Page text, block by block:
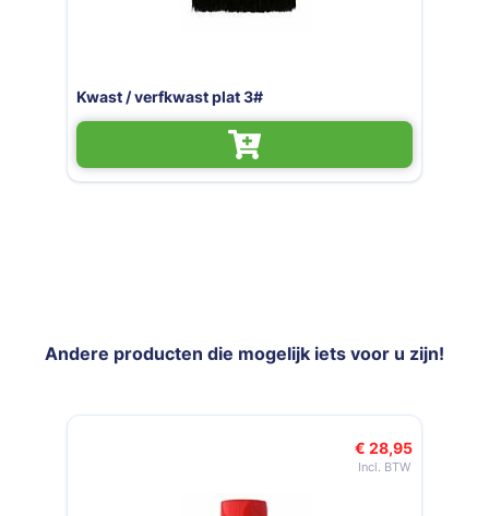
Andere producten die mogelijk iets voor u zijn!
Navigeren door de elementen van de carrousel is mogelijk met
Druk om carrousel over te slaan
Druk op om naar carrouselnavigatie te gaan